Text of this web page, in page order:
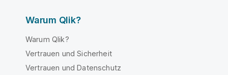
Warum Qlik?
Warum Qlik?
Vertrauen und Sicherheit
Vertrauen und Datenschutz